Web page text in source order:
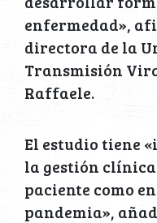
enfermedad»,
directora de la
Transmisión
Raffaele.
El estudio tiene
la gestión
paciente como
pandemia»,